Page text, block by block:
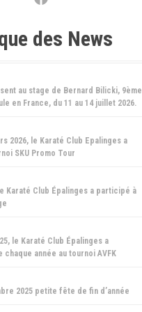
des News
au stage de Bernard Bilicki, 9ème
en France, du 11 au 14 juillet 2026.
2026, le Karaté Club Epalinges a
SKU Promo Tour
Karaté Club Épalinges a participé à
le Karaté Club Épalinges a
année au tournoi AVFK
2025 petite fête de fin d’année